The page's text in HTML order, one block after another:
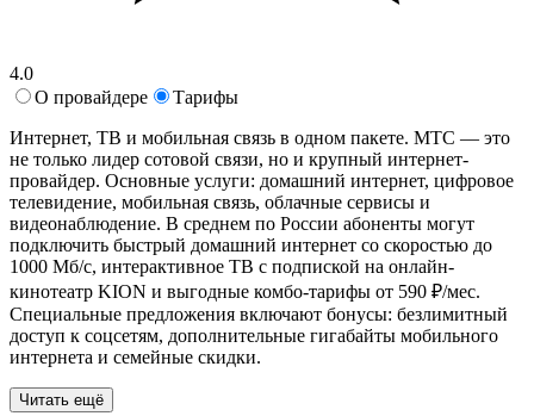
4.0
О провайдере
Тарифы
Интернет, ТВ и мобильная связь в одном пакете. МТС — это
не только лидер сотовой связи, но и крупный интернет-
провайдер. Основные услуги: домашний интернет, цифровое
телевидение, мобильная связь, облачные сервисы и
видеонаблюдение. В среднем по России абоненты могут
подключить быстрый домашний интернет со скоростью до
1000 Мб/с, интерактивное ТВ с подпиской на онлайн-
кинотеатр KION и выгодные комбо-тарифы от 590 ₽/мес.
Специальные предложения включают бонусы: безлимитный
доступ к соцсетям, дополнительные гигабайты мобильного
интернета и семейные скидки.
Читать ещё